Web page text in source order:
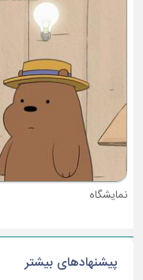
پیشنهادهای بیشتر